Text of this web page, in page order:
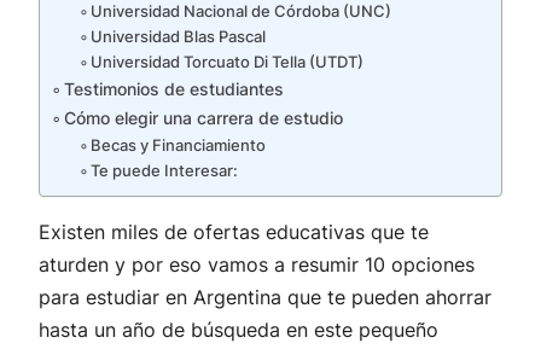
Universidad Nacional de Córdoba (UNC)
Universidad Blas Pascal
Universidad Torcuato Di Tella (UTDT)
Testimonios de estudiantes
Cómo elegir una carrera de estudio
Becas y Financiamiento
Te puede Interesar:
Existen miles de ofertas educativas que te
aturden y por eso vamos a resumir 10 opciones
para estudiar en Argentina que te pueden ahorrar
hasta un año de búsqueda en este pequeño